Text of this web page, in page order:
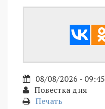
08/08/2026 - 09:45
Повестка дня
Печать